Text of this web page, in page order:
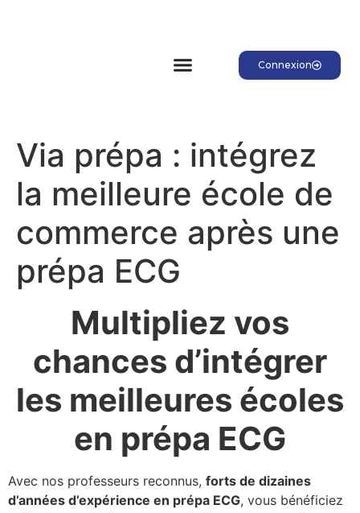
Connexion
Via prépa : intégrez
la meilleure école de
commerce après une
prépa ECG
Multipliez vos
chances d’intégrer
les meilleures écoles
en prépa ECG
Avec nos professeurs reconnus, forts de dizaines
d’années d’expérience en prépa ECG, vous bénéficiez